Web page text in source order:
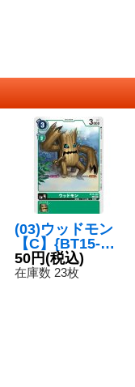
(03)ウッドモン
【C】{BT15-04
6}《緑》
50円(税込)
在庫数 23枚